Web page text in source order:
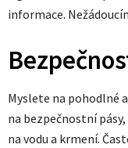
informace.
Myslete na pohodlné
na bezpečnostní
na vodu a krmení.